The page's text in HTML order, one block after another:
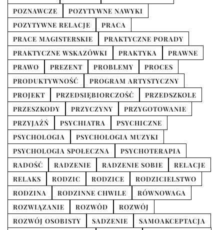
POZNAWCZE
POZYTYWNE NAWYKI
POZYTYWNE RELACJE
PRACA
PRACE MAGISTERSKIE
PRAKTYCZNE PORADY
PRAKTYCZNE WSKAZÓWKI
PRAKTYKA
PRAWNE
PRAWO
PREZENT PROBLEMY
PROCES
PRODUKTYWNOŚĆ
PROGRAM ARTYSTYCZNY
PROJEKT
PRZEDSIĘBIORCZOŚĆ
PRZEDSZKOLE
PRZESZKODY
PRZYCZYNY
PRZYGOTOWANIE
PRZYJAŹŃ
PSYCHIATRA
PSYCHICZNE
PSYCHOLOGIA
PSYCHOLOGIA MUZYKI
PSYCHOLOGIA SPOŁECZNA
PSYCHOTERAPIA
RADOŚĆ
RADZENIE RADZENIE SOBIE
RELACJE
RELAKS
RODZIC RODZICE
RODZICIELSTWO
RODZINA
RODZINNE CHWILE
RÓWNOWAGA
ROZWIĄZANIE
ROZWÓD
ROZWÓJ
ROZWÓJ OSOBISTY
SADZENIE
SAMOAKCEPTACJA